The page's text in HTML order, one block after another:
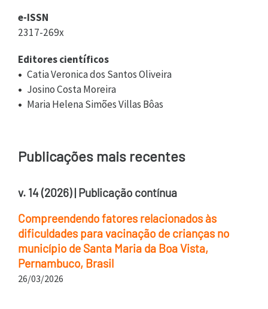
e-ISSN
2317-269x
Editores científicos
Catia Veronica dos Santos Oliveira
Josino Costa Moreira
Maria Helena Simões Villas Bôas
Publicações mais recentes
v. 14 (2026) | Publicação contínua
Compreendendo fatores relacionados às
dificuldades para vacinação de crianças no
município de Santa Maria da Boa Vista,
Pernambuco, Brasil
26/03/2026